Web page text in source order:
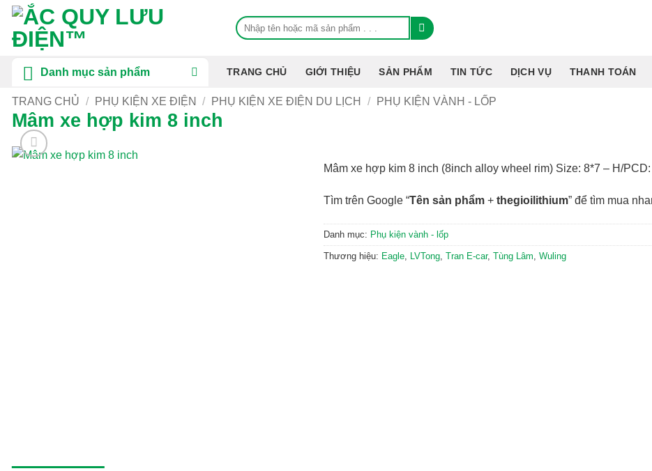
Bỏ
nội
Tìm
kiếm:
Danh mục sản phẩm TRANG CHỦ GIỚI THIỆU SẢN PHẨM TIN TỨC DỊCH VỤ THANH TOÁN
TRANG CHỦ / PHỤ KIỆN XE ĐIỆN / PHỤ KIỆN XE ĐIỆN DU LỊCH / PHỤ KIỆN VÀNH - LỐP
Mâm xe hợp kim 8 inch
Mâm xe hợp kim 8 inch (8inch alloy wheel rim) Size: 8*7 – H/
Tìm trên Google “Tên sản phẩm+ thegioilithium” để tìm mua
Danh mục: Phụ kiện vành - lốp
Thương hiệu: Eagle, LVTong, Tran E-car, Tùng Lâm Wuling